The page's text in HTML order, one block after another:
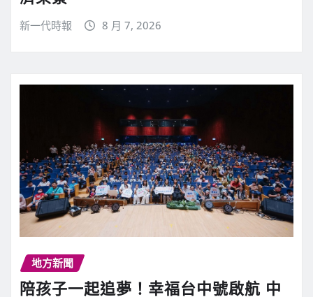
新一代時報 8 月 7, 2026
地方新聞
陪孩子一起追夢！幸福台中號啟航 中